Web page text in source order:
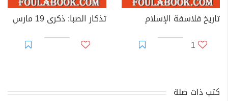
تاريخ فلاسفة الإسلام
1
تذكار الصبا: ذكرى 19 مارس
كتب ذات صلة